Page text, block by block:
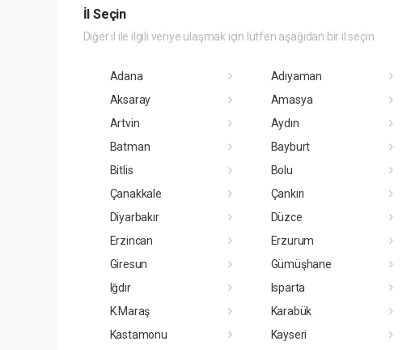
İl Seçin
Diğer il ile ilgili veriye ulaşmak için lütfen aşağıdan bir il seçin
Adana Adıyaman
Aksaray
Amasya
Artvin
Aydın
Batman
Bayburt
Bitlis
Bolu
Çanakkale
Çankırı
Diyarbakır
Düzce
Erzincan
Erzurum
Giresun
Gümüşhane
Iğdır
Isparta
K.Maraş
Karabük
Kastamonu
Kayseri